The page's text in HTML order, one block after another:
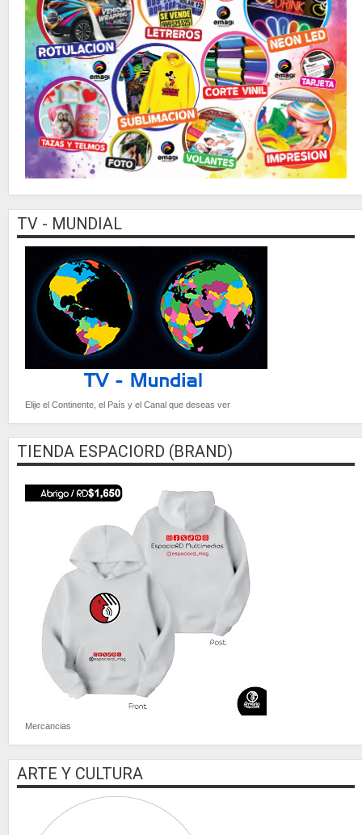
TV - MUNDIAL
Elije el Continente, el País y el Canal que deseas ver
TIENDA ESPACIORD (BRAND)
Mercancias
ARTE Y CULTURA